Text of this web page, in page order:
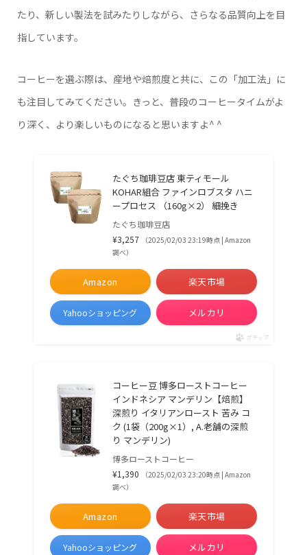
たり、新しい製法を試みたりしながら、さらなる品質向上を目
指しています。
コーヒーを選ぶ際は、産地や焙煎度と共に、この「加工法」に
も注目してみてください。きっと、普段のコーヒータイムがよ
り深く、より楽しいものになると思いますよ^ ^
たぐち珈琲豆店 東ティモール
KOHAR組合 ファインロブスタ ハニ
ープロセス （160g×2） 細挽き
たぐち珈琲豆店
¥3,257
（2025/02/03 23:19時点 | Amazon
調べ）
Amazon 楽天市場
Yahooショッピング メルカリ
ポチップ
コーヒー豆 博多ローストコーヒー
インドネシア マンデリン【焙煎】
深煎り イタリアンロースト 苦み コ
ク (1袋（200g×1）, A.老舗の深煎
り マンデリン)
博多ローストコーヒー
¥1,390
（2025/02/03 23:20時点 | Amazon
調べ）
Amazon 楽天市場
Yahooショッピング メルカリ